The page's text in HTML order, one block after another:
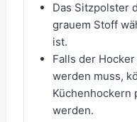
Das Sitzpolster
grauem Stoff
ist.
Falls der
werden muss,
Küchenhockern
werden.